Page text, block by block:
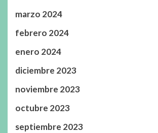
marzo 2024
febrero 2024
enero 2024
diciembre 2023
noviembre 2023
octubre 2023
septiembre 2023